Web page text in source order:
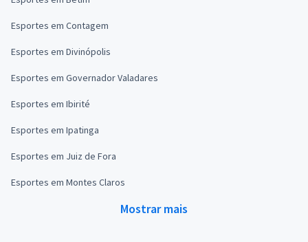
Esportes em Contagem
Esportes em Divinópolis
Esportes em Governador Valadares
Esportes em Ibirité
Esportes em Ipatinga
Esportes em Juiz de Fora
Esportes em Montes Claros
Mostrar mais